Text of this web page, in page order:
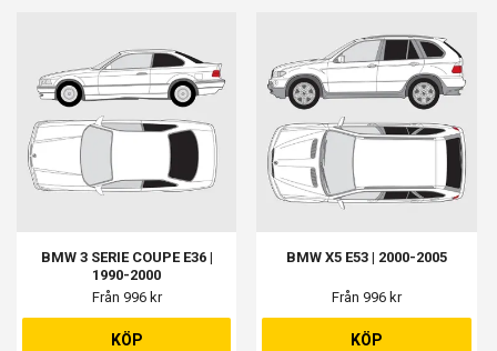
BMW 3 SERIE COUPE E36 |
1990-2000
Från 996 kr
KÖP
BMW X5 E53 | 2000-2005
Från 996 kr
KÖP